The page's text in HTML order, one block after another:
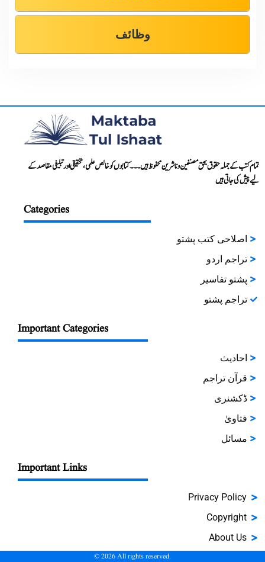
وظائف
تمام کتب کے جملہ حقوق بحق مصنفین و ناشرین محفوظ ہیں۔۔۔ کتابوں کو خالص علمی، تحقیقی اور تبلیغی مقاصد کے
لیے پیش کی جاتی ہیں
Categories
اصلاحی کتب پشتو
تراجم اردو
پشتو تفاسیر
تراجم پشتو
Important Categories
احادیث
قرآن تراجم
ڈکشنری
فتاویٰ
مسائل
Important Links
Privacy Policy
Copyright
About Us
©2026All rights reserved.